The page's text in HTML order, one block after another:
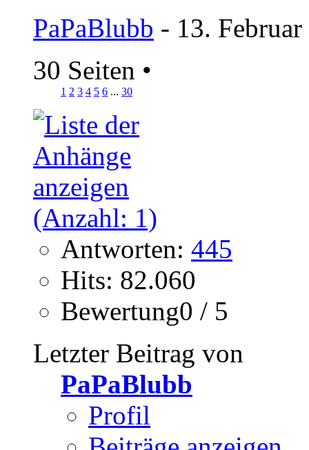
PaPaBlubb - 13.
30 Seiten •
1 2 3 4 5 6 ... 30
Antworten: 445
Hits: 82.060
Bewertung0 / 5
Letzter Beitrag von
PaPaBlubb
Profil